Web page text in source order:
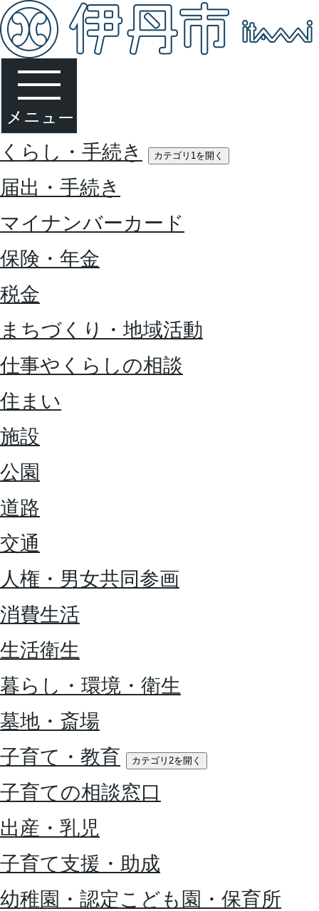
くらし・手続き カテゴリ1を開く
届出・手続き
マイナンバーカード
保険・年金
税金
まちづくり・地域活動
仕事やくらしの相談
住まい
施設
公園
道路
交通
人権・男女共同参画
消費生活
生活衛生
暮らし・環境・衛生
墓地・斎場
子育て・教育
カテゴリ2を開く
子育ての相談窓口
出産・乳児
子育て支援・助成
幼稚園・認定こども園・保育所